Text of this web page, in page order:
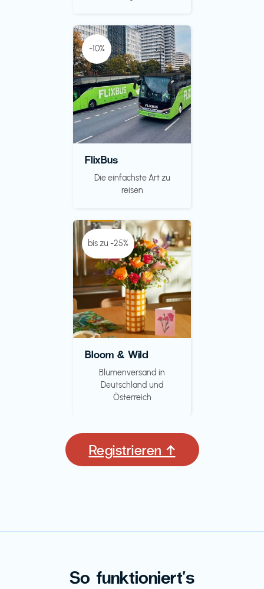
-10%
FlixBus
Die einfachste Art zu
reisen
bis zu -25%
Bloom & Wild
Blumenversand in
Deutschland und
Österreich
Registrieren ↑
So funktioniert's